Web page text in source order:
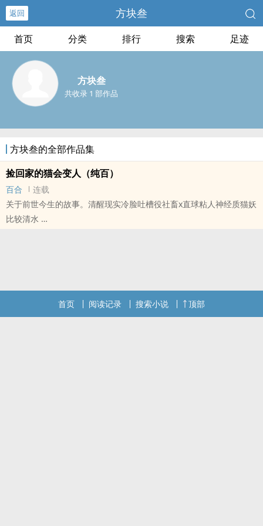
返回 方块叁
首页 分类 排行 搜索 足迹
方块叁
共收录 1 部作品
方块叁的全部作品集
捡回家的猫会变人（纯百）
百合
连载
关于前世今生的故事。清醒现实冷脸吐槽役社畜x直球粘人神经质猫妖
比较清水
首页 阅读记录 搜索小说 顶部